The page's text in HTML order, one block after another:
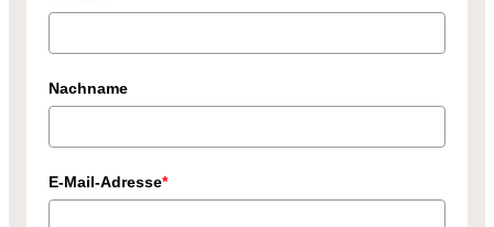
Nachname
E-Mail-Adresse*